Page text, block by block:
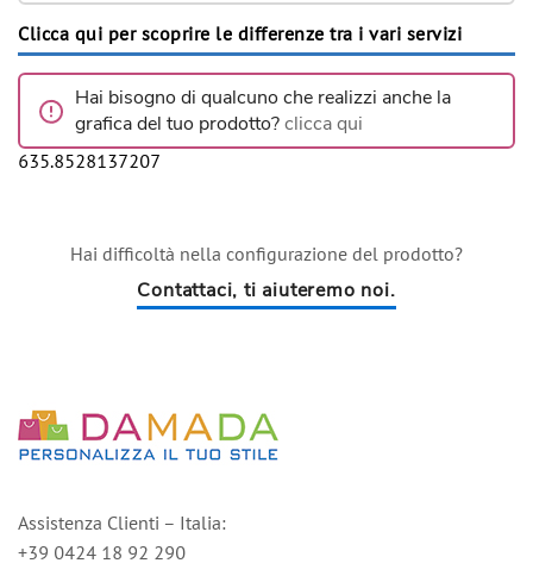
Clicca qui per scoprire le differenze tra i vari servizi
Hai bisogno di qualcuno che realizzi anche la
grafica del tuo prodotto?clicca qui
635.8528137207
Hai difficoltà nella configurazione del prodotto?
Contattaci, ti aiuteremo noi.
Assistenza Clienti – Italia:
+39 0424 18 92 290